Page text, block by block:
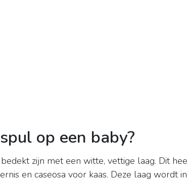
op een baby?
zijn met een witte, vettige laag. Dit
en caseosa voor kaas. Deze laag wordt